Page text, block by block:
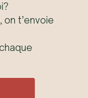
on t’envoie